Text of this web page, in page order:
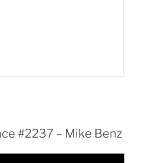
#2237 – Mike Benz